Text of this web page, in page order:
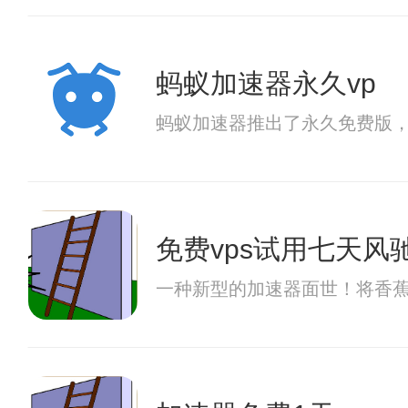
蚂蚁加速器永久vp
蚂蚁加速器推出了永久免费版
免费vps试用七天风
一种新型的加速器面世！将香